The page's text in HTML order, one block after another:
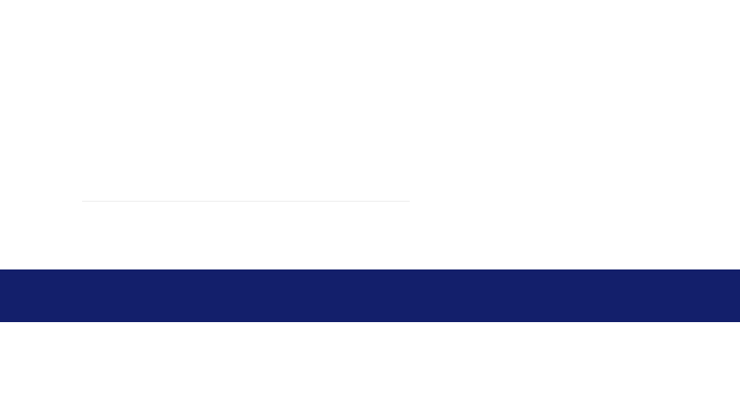
About Millwrights Locals News & Media Contact